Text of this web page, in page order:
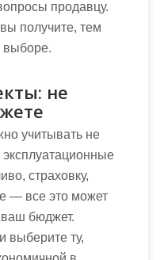
продавцу.
получите, тем
выборе.
не
учитывать не
эксплуатационные
страховку,
— все это может
бюджет.
выберите ту,